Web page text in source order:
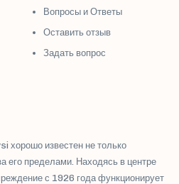
Вопросы и Ответы
Оставить отзыв
Задать вопрос
известен не только
его пределами. Находясь в центре
с 1926 года функционирует